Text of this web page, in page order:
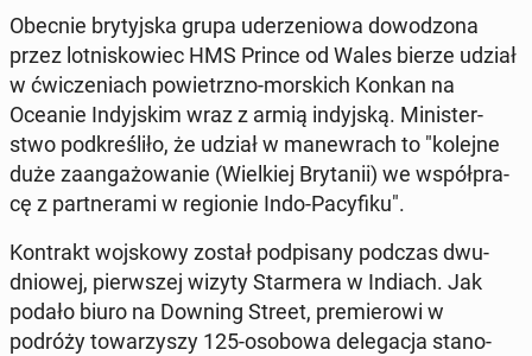
Obecnie bry­tyj­ska grupa ude­rze­nio­wa do­wo­dzo­na
przez lot­ni­sko­wiec HMS Prince od Wales bierze udział
w ćwi­cze­niach po­wietrz­no-mor­skich Konkan na
Oceanie In­dyj­skim wraz z armią in­dyj­ską. Mi­ni­ster­
stwo pod­kre­śli­ło, że udział w ma­new­rach to "kolejne
duże za­an­ga­żo­wa­nie (Wiel­kiej Bry­ta­nii) we współ­pra­
cę z part­ne­ra­mi w re­gio­nie Indo-Pa­cy­fi­ku".
Kon­trakt woj­sko­wy został pod­pi­sa­ny podczas dwu­
dnio­wej, pierw­szej wizyty Star­me­ra w Indiach. Jak
podało biuro na Downing Street, pre­mie­ro­wi w
podróży to­wa­rzy­szy 125-osobowa de­le­ga­cja sta­no­